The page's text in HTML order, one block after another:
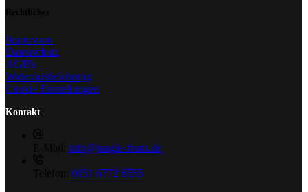
Impressum
Datenschutz
AGB's
Widerrufsbelehrung
Cookie Einstellungen
Kontakt
info@jungle-fruits.de
0151 6772 6555